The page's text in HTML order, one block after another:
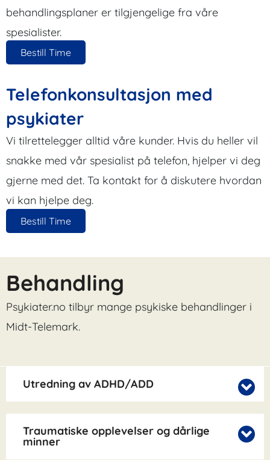
behandlingsplaner er tilgjengelige fra våre
spesialister.
Bestill Time
Telefonkonsultasjon med
psykiater
Vi tilrettelegger alltid våre kunder. Hvis du heller vil
snakke med vår spesialist på telefon, hjelper vi deg
gjerne med det. Ta kontakt for å diskutere hvordan
vi kan hjelpe deg.
Bestill Time
Behandling
Psykiater.no tilbyr mange psykiske behandlinger i
Midt-Telemark.
Utredning av ADHD/ADD
Traumatiske opplevelser og dårlige
minner